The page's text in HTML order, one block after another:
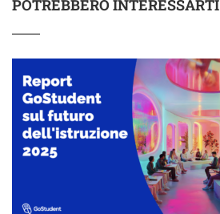
POTREBBERO INTERESSARTI